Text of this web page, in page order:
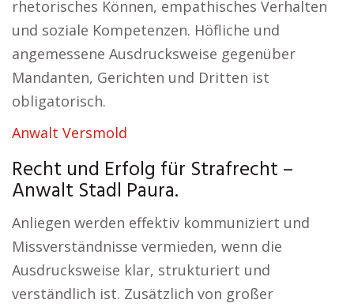
rhetorisches Können, empathisches Verhalten
und soziale Kompetenzen. Höfliche und
angemessene Ausdrucksweise gegenüber
Mandanten, Gerichten und Dritten ist
obligatorisch.
Anwalt Versmold
Recht und Erfolg für Strafrecht –
Anwalt Stadl Paura.
Anliegen werden effektiv kommuniziert und
Missverständnisse vermieden, wenn die
Ausdrucksweise klar, strukturiert und
verständlich ist. Zusätzlich von großer